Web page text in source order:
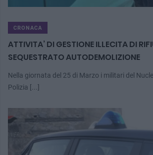
CRONACA
ATTIVITA’ DI GESTIONE ILLECITA DI
SEQUESTRATO AUTODEMOLIZIONE
Nella giornata del 25 di Marzo i militari del
Polizia [...]